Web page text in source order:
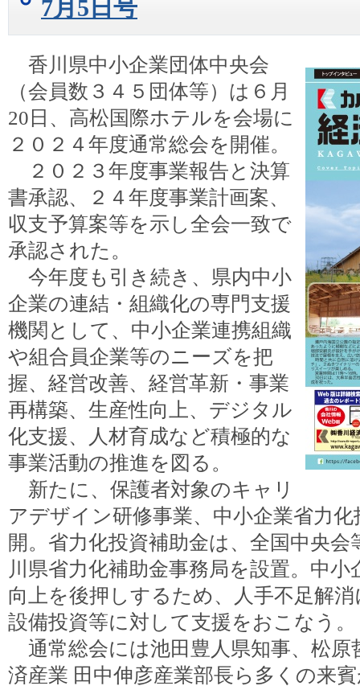
7月5日号
香川県中小企業団体中央会
（会員数３４５団体等）は６月
20日、高松国際ホテルを会場に
２０２４年度通常総会を開催。
２０２３年度事業報告と決算
書承認、２４年度事業計画案、
収支予算案等を示し全会一致で
承認された。
今年度も引き続き、県内中小
企業の連結・組織化の専門支援
機関として、中小企業連携組織
や組合員企業等のニーズを把
握、経営改善、経営革新・事業
再構築、生産性向上、デジタル
化支援、人材育成など積極的な
事業活動の推進を図る。
新たに、保護者対象のキャリ
アデザイン研修事業、中小企業省力
開。省力化投資補助金は、全国中央
川県省力化補助金事務局を設置。中
向上を後押しするため、人手不足解
設備投資等に対して支援をおこなう。
通常総会には池田豊人県知事、松原
済産業 田中伸彦産業部長ら多くの来